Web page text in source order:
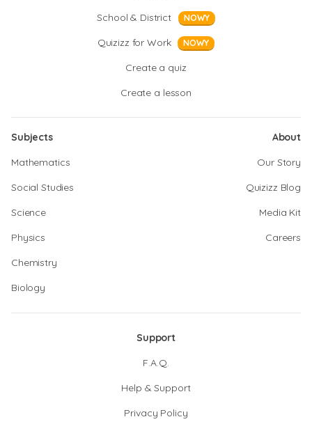
School & District
NOWY
Quizizz for Work NOWY
Create a quiz
Create a lesson
Subjects
Mathematics
Social Studies
Science
Physics
Chemistry
Biology
About
Our Story
Quizizz Blog
Media Kit
Careers
Support
F.A.Q.
Help & Support
Privacy Policy